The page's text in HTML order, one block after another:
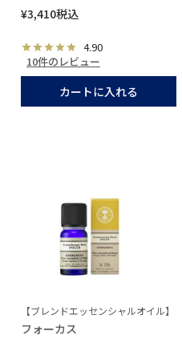
¥3,410税込
4.90
10件のレビュー
カートに入れる
【ブレンドエッセンシャルオイル】
フォーカス